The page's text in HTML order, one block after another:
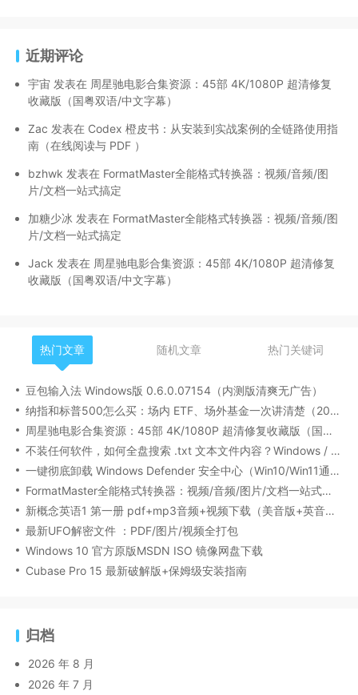
近期评论
宇宙 发表在 周星驰电影合集资源：45部 4K/1080P 超清修复
收藏版（国粤双语/中文字幕）
Zac 发表在 Codex 橙皮书：从安装到实战案例的全链路使用指
南（在线阅读与 PDF ）
bzhwk 发表在 FormatMaster全能格式转换器：视频/音频/图
片/文档一站式搞定
加糖少冰 发表在 FormatMaster全能格式转换器：视频/音频/图
片/文档一站式搞定
Jack 发表在 周星驰电影合集资源：45部 4K/1080P 超清修复
收藏版（国粤双语/中文字幕）
热门文章 随机文章 热门关键词
豆包输入法 Windows版 0.6.0.07154（内测版清爽无广告）
纳指和标普500怎么买：场内 ETF、场外基金一次讲清楚（2026 最新版）
周星驰电影合集资源：45部 4K/1080P 超清修复收藏版（国粤双语/中文字幕）
不装任何软件，如何全盘搜索 .txt 文本文件内容？Windows / Linux / macOS 的命令行指南
一键彻底卸载 Windows Defender 安全中心（Win10/Win11通用）
FormatMaster全能格式转换器：视频/音频/图片/文档一站式搞定
新概念英语1 第一册 pdf+mp3音频+视频下载（美音版+英音版）
最新UFO解密文件 ：PDF/图片/视频全打包
Windows 10 官方原版MSDN ISO 镜像网盘下载
Cubase Pro 15 最新破解版+保姆级安装指南
归档
2026 年 8 月
2026 年 7 月